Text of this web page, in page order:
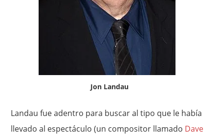
Jon Landau
Landau fue adentro para buscar al tipo que le había
llevado al espectáculo (un compositor llamado Dave